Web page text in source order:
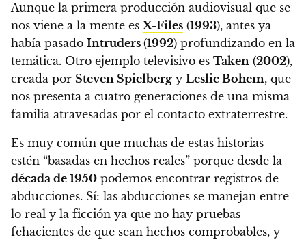
Aunque la primera producción audiovisual que se
nos viene a la mente es X-Files (1993), antes ya
había pasado Intruders (1992) profundizando en la
temática. Otro ejemplo televisivo es Taken (2002),
creada por Steven Spielberg y Leslie Bohem, que
nos presenta a cuatro generaciones de una misma
familia atravesadas por el contacto extraterrestre.
Es muy común que muchas de estas historias
estén “basadas en hechos reales” porque desde la
década de 1950 podemos encontrar registros de
abducciones. Sí: las abducciones se manejan entre
lo real y la ficción ya que no hay pruebas
fehacientes de que sean hechos comprobables, y